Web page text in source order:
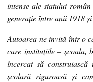
intense ale statului
generație între anii 1918
Autoarea ne invită într-o
care instituțiile – școala,
încercat să
școlară riguroasă și